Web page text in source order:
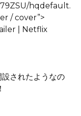
hqdefault.
/ cover”>
| Netflix
されたようなの